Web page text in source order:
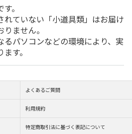
。
れていない「小道具類」はお届け
ません。
るパソコンなどの環境により、実
す。
よくあるご質問
利用規約
特定商取引法に基づく表記について